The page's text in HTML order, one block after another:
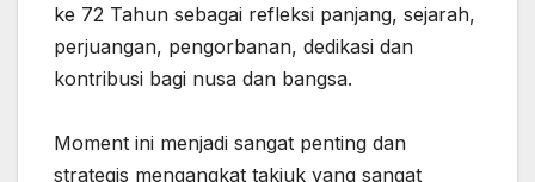
ke 72 Tahun sebagai refleksi panjang, sejarah,
perjuangan, pengorbanan, dedikasi dan
kontribusi bagi nusa dan bangsa.
‎Moment ini menjadi sangat penting dan
strategis mengangkat takjuk yang sangat